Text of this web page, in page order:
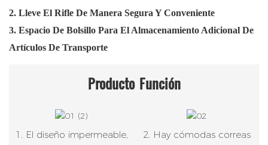
2. Lleve El Rifle De Manera Segura Y Conveniente
3. Espacio De Bolsillo Para El Almacenamiento Adicional De
Artículos De Transporte
Producto Función
1. El diseño impermeable,
2. Hay cómodas correas